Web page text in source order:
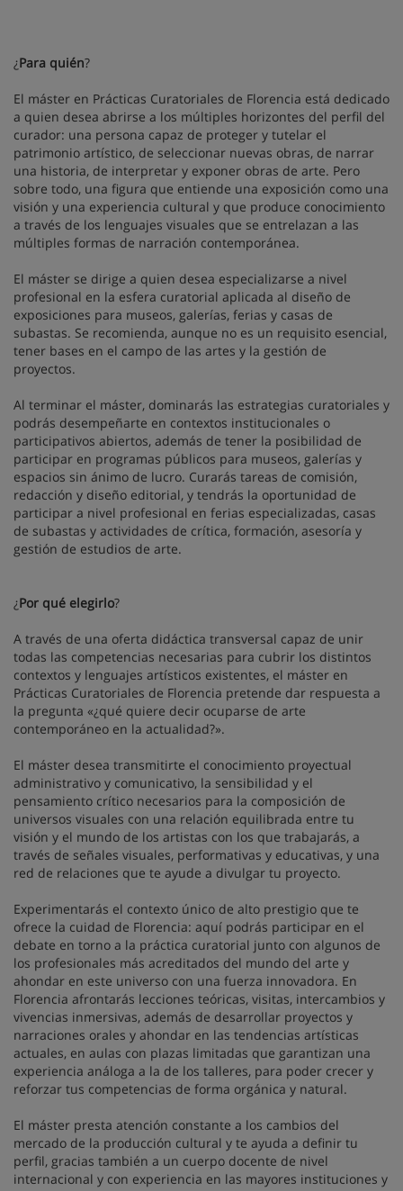
¿Para quién?
El máster en Prácticas Curatoriales de Florencia está dedicado
a quien desea abrirse a los múltiples horizontes del perfil del
curador: una persona capaz de proteger y tutelar el
patrimonio artístico, de seleccionar nuevas obras, de narrar
una historia, de interpretar y exponer obras de arte. Pero
sobre todo, una figura que entiende una exposición como una
visión y una experiencia cultural y que produce conocimiento
a través de los lenguajes visuales que se entrelazan a las
múltiples formas de narración contemporánea.
El máster se dirige a quien desea especializarse a nivel
profesional en la esfera curatorial aplicada al diseño de
exposiciones para museos, galerías, ferias y casas de
subastas. Se recomienda, aunque no es un requisito esencial,
tener bases en el campo de las artes y la gestión de
proyectos.
Al terminar el máster, dominarás las estrategias curatoriales y
podrás desempeñarte en contextos institucionales o
participativos abiertos, además de tener la posibilidad de
participar en programas públicos para museos, galerías y
espacios sin ánimo de lucro. Curarás tareas de comisión,
redacción y diseño editorial, y tendrás la oportunidad de
participar a nivel profesional en ferias especializadas, casas
de subastas y actividades de crítica, formación, asesoría y
gestión de estudios de arte.
¿Por qué elegirlo?
A través de una oferta didáctica transversal capaz de unir
todas las competencias necesarias para cubrir los distintos
contextos y lenguajes artísticos existentes, el máster en
Prácticas Curatoriales de Florencia pretende dar respuesta a
la pregunta «¿qué quiere decir ocuparse de arte
contemporáneo en la actualidad?».
El máster desea transmitirte el conocimiento proyectual
administrativo y comunicativo, la sensibilidad y el
pensamiento crítico necesarios para la composición de
universos visuales con una relación equilibrada entre tu
visión y el mundo de los artistas con los que trabajarás, a
través de señales visuales, performativas y educativas, y una
red de relaciones que te ayude a divulgar tu proyecto.
Experimentarás el contexto único de alto prestigio que te
ofrece la cuidad de Florencia: aquí podrás participar en el
debate en torno a la práctica curatorial junto con algunos de
los profesionales más acreditados del mundo del arte y
ahondar en este universo con una fuerza innovadora. En
Florencia afrontarás lecciones teóricas, visitas, intercambios y
vivencias inmersivas, además de desarrollar proyectos y
narraciones orales y ahondar en las tendencias artísticas
actuales, en aulas con plazas limitadas que garantizan una
experiencia análoga a la de los talleres, para poder crecer y
reforzar tus competencias de forma orgánica y natural.
El máster presta atención constante a los cambios del
mercado de la producción cultural y te ayuda a definir tu
perfil, gracias también a un cuerpo docente de nivel
internacional y con experiencia en las mayores instituciones y